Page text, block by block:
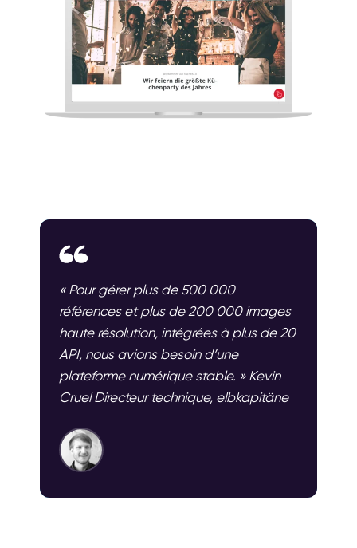
« Pour gérer plus de 500 000
références et plus de 200 000 images
haute résolution, intégrées à plus de 20
API, nous avions besoin d’une
plateforme numérique stable. » Kevin
Cruel Directeur technique, elbkapitäne